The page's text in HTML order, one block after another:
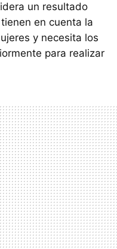
un resultado
en cuenta la
y necesita los
para realizar